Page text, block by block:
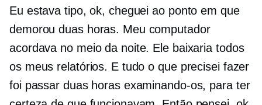
Eu estava tipo, ok, cheguei ao ponto em que
demorou duas horas. Meu computador
acordava no meio da noite. Ele baixaria todos
os meus relatórios. E tudo o que precisei fazer
foi passar duas horas examinando-os, para ter